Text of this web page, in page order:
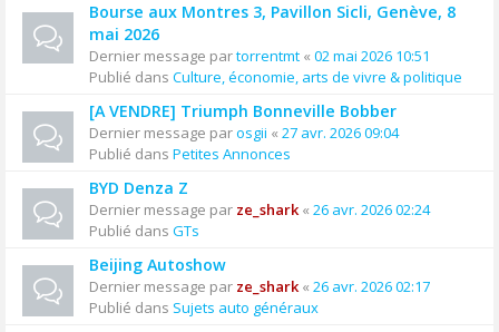
Bourse aux Montres 3, Pavillon Sicli, Genève, 8
mai 2026
Dernier message partorrentmt « 02 mai 2026 10:51
Publié dans Culture, économie, arts de vivre & politique
[A VENDRE] Triumph Bonneville Bobber
Dernier message parosgii « 27 avr. 2026 09:04
Publié dans Petites Annonces
BYD Denza Z
Dernier message par ze_shark« 26 avr. 2026 02:24
Publié dans GTs
Beijing Autoshow
Dernier message par ze_shark« 26 avr. 2026 02:17
Publié dans Sujets auto généraux